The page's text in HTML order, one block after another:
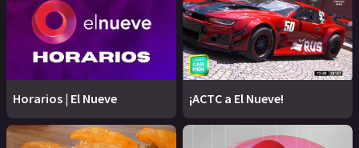
Horarios | El Nueve ¡ACTC a El Nueve!